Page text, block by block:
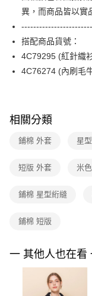
玉山商業銀行
台新國際商業銀行
台灣樂天信用卡公司
【關於「AFTEE先享後
１．簡單：不需註冊會
２．便利：只要手機號
２．訂單成立數日內，
ATM／網路銀行／等多
後付繳納相關費用。
是否繳費成功／繳費後
【注意事項】
易，需依本服務之必要
權轉讓予恩沛科技股份
２．關於個人資料處理
https://aftee.tw/terms/
３．未成年的使用者請
付款後全家
每筆NT$90，滿
黑貓宅配
每筆NT$200，滿
付款後門市自取
異，而商品皆以實
搭配商品貨號：
4C79295 (紅針織
4C76274 (內刷毛
相關分類
鋪棉 外套 星
短版 外套 米
鋪棉 星型絎縫
鋪棉 短版
一 其他人也在看